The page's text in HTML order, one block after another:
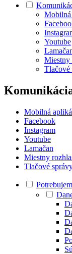
Mobilná
Youtube
Miestny
Tlačové
Mobilná
Facebook
Instagram
Youtube
Lamačan
Miestny
Tlačové